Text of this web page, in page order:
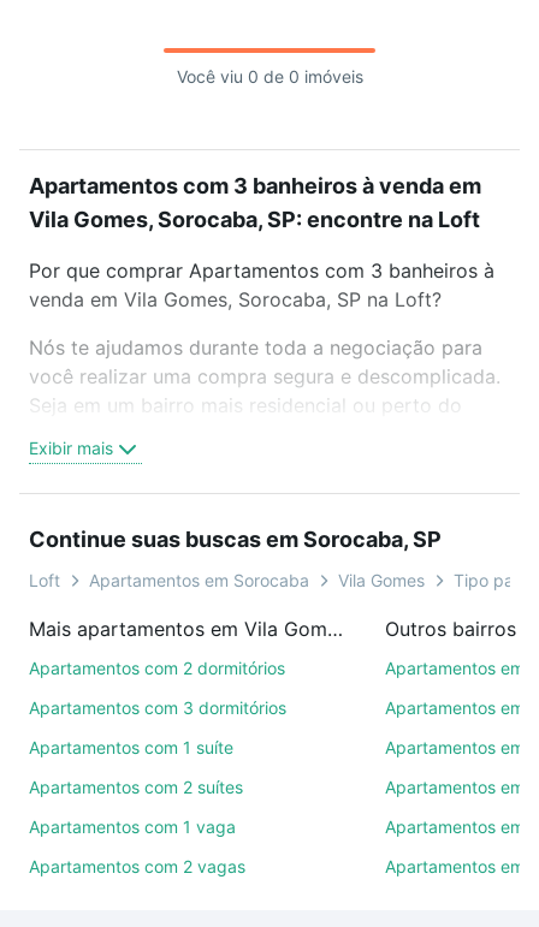
Você viu 0 de 0 imóveis
Apartamentos com 3 banheiros à venda em
Vila Gomes, Sorocaba, SP: encontre na Loft
Por que comprar Apartamentos com 3 banheiros à
venda em Vila Gomes, Sorocaba, SP na Loft?
Nós te ajudamos durante toda a negociação para
você realizar uma compra segura e descomplicada.
Seja em um bairro mais residencial ou perto do
oferta ideal de Apartamentos com 3 banheiros à
venda em Vila Gomes, Sorocaba, SP para conquistar
videochamada, é grátis, sem compromisso e você
ainda conta com mais de 46 mil corretores e
de imóveis.
Como escolher um imóvel?
ruas, bairros e até condomínios favoritos. Você
também pode usar os filtros como quantidade de
quartos, suítes, com ou sem vaga de garagem para
comodidades, como piscina, academia, salão de
Exibir mais
Continue suas buscas em Sorocaba, SP
Loft Apartamentos em Sorocaba Vila Gomes Tipo
Mais apartamentos em Vila Gomes
Apartamentos com 2 dormitórios
Apartamentos com 3 dormitórios
Apartamentos com 1 suíte
Apartamentos com 2 suítes
Apartamentos com 1 vaga
Apartamentos com 2 vagas
Outros bairros
Apartamentos em
Apartamentos em
Apartamentos em
Apartamentos em
Apartamentos em
Apartamentos em